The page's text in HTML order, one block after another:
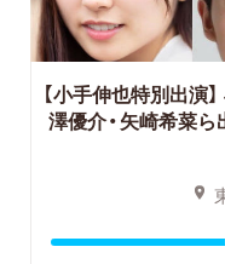
【小手伸也特別出演】
澤優介・矢崎希菜ら